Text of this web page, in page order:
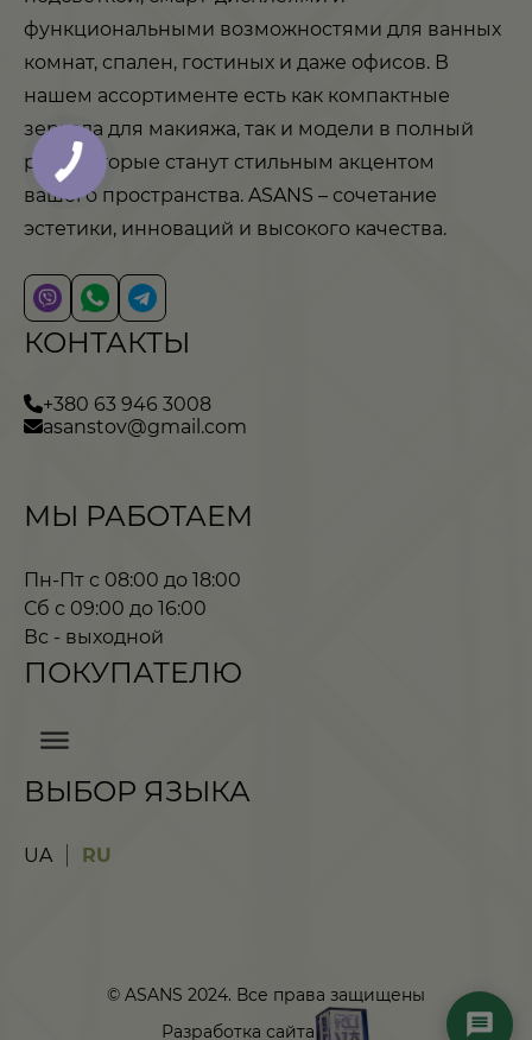
функциональными возможностями для ванных
комнат, спален, гостиных и даже офисов. В
нашем ассортименте есть как компактные
зеркала для макияжа, так и модели в полный
рост, которые станут стильным акцентом
вашего пространства. ASANS – сочетание
эстетики, инноваций и высокого качества.
КОНТАКТЫ
+380 63 946 3008
asanstov@gmail.com
МЫ РАБОТАЕМ
Пн-Пт с 08:00 до 18:00
Сб с 09:00 до 16:00
Вс - выходной
ПОКУПАТЕЛЮ
ВЫБОР ЯЗЫКА
UA RU
© ASANS 2024. Все права защищены
Разработка сайта